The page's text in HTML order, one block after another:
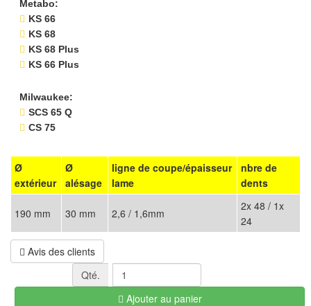
Metabo:
KS 66
KS 68
KS 68 Plus
KS 66 Plus
Milwaukee:
SCS 65 Q
CS 75
Ø
extérieur
Ø
alésage
ligne de coupe/épaisseur
lame
nbre de
dents
190 mm 30 mm 2,6 / 1,6mm
2x 48 / 1x
24
Avis des clients
Qté.
Ajouter au panier